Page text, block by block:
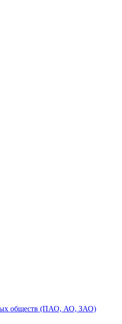
обществ (ПАО, АО, ЗАО)